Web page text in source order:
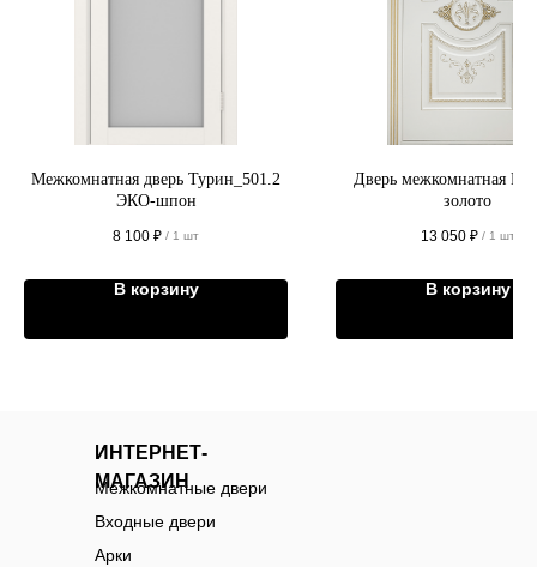
Межкомнатная дверь Турин_501.2
ЭКО-шпон
8 100 ₽ / 1 шт
В корзину
Дверь межкомнатная
золото
13 050 ₽ / 1 шт
В корзину
ИНТЕРНЕТ-
МАГАЗИН
Межкомнатные двери
Входные двери
Арки